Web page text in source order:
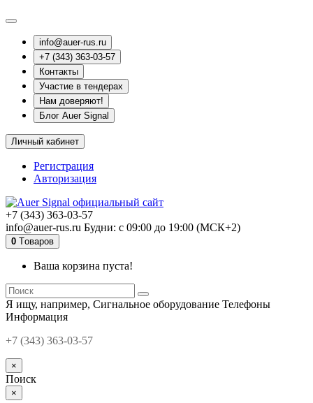
info@auer-rus.ru
+7 (343) 363-03-57
Контакты
Участие в тендерах
Нам доверяют!
Блог Auer Signal
Личный кабинет
Регистрация
Авторизация
+7 (343) 363-03-57
info@auer-rus.ru Будни: с 09:00 до 19:00 (МСК+2)
0 Tоваров
Ваша корзина пуста!
Я ищу, например, Сигнальное оборудование Телефоны
Информация
+7 (343) 363-03-57
×
Поиск
×